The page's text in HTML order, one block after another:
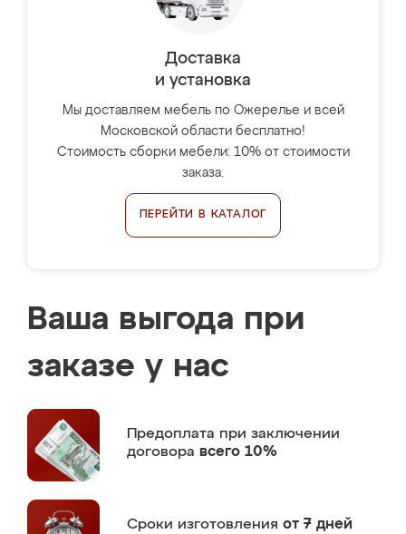
Доставка
и установка
Мы доставляем мебель по Ожерелье и всей
Московской области бесплатно!
Стоимость сборки мебели: 10% от стоимости
заказа.
ПЕРЕЙТИ В КАТАЛОГ
Ваша выгода при
заказе у нас
Предоплата при заключении
договора всего 10%
Сроки изготовления от 7 дней